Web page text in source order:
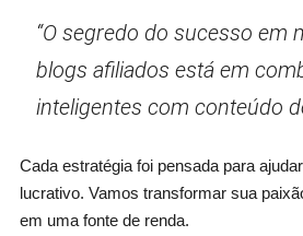
“O segredo do sucesso em
blogs afiliados está em
inteligentes com conteúdo
Cada estratégia foi pensada para
lucrativo. Vamos transformar sua
em uma fonte de renda.